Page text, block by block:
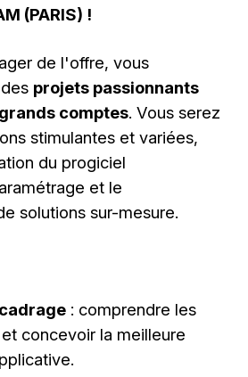
(PARIS) !
de l'offre, vous
projets passionnants
comptes. Vous serez
stimulantes et variées,
du progiciel
et le
solutions sur-mesure.
: comprendre les
concevoir la meilleure